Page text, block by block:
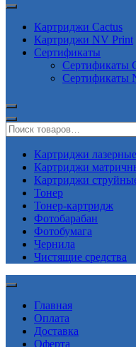
Картриджи Cactus
Картриджи NV Print
Сертификаты
Сертификаты
Сертификаты
Картриджи лазерные
Картриджи
Картриджи
Тонер
Тонер-картридж
Фотобарабан
Фотобумага
Чернила
Чистящие средства
Главная
Оплата
Доставка
Оферта